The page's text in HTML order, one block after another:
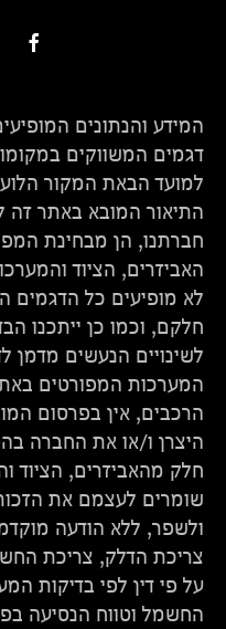
המידע והנתונים
דגמים המשווקים
למועד הבאת המקור
התיאור המובא באתר זה
חברתנו, הן מבחינת
האביזרים, הציוד
לא מופיעים כל הדגמים
חלקם, וכמו כן ייתכנו
לשינויים הנעשים מדמן
המערכות המפורטים
הרכבים, אין בפרסום
היצרן ו/או את החברה
חלק מהאביזרים, הציוד
שומרים לעצמם את
ולשפר, ללא הודעה
צריכת הדלק, צריכת
על פי דין לפי בדיקות
החשמל וטווח הנסיעה